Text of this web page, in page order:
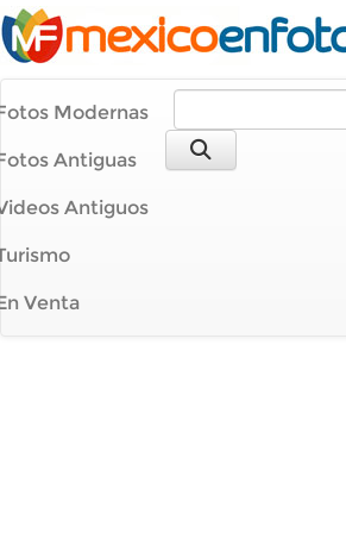
Modernas
Antiguas
Antiguos
Venta